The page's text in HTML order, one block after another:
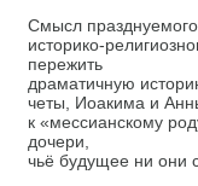
Смысл
историко-
пережить
драматичную
четы, Иоакима и
к «мессианскому
дочери,
чьё будущее ни они